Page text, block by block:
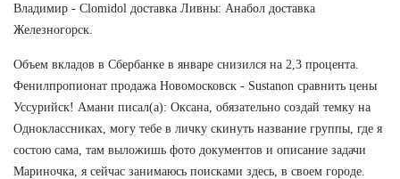
Владимир - Clomidol доставка Ливны: Анабол доставка
Железногорск.
Объем вкладов в Сбербанке в январе снизился на 2,3 процента.
Фенилпропионат продажа Новомосковск - Sustanon сравнить цены
Уссурийск! Амани писал(а): Оксана, обязательно создай темку на
Одноклассниках, могу тебе в личку скинуть название группы, где я
состою сама, там выложишь фото документов и описание задачи
Мариночка, я сейчас занимаюсь поисками здесь, в своем городе.